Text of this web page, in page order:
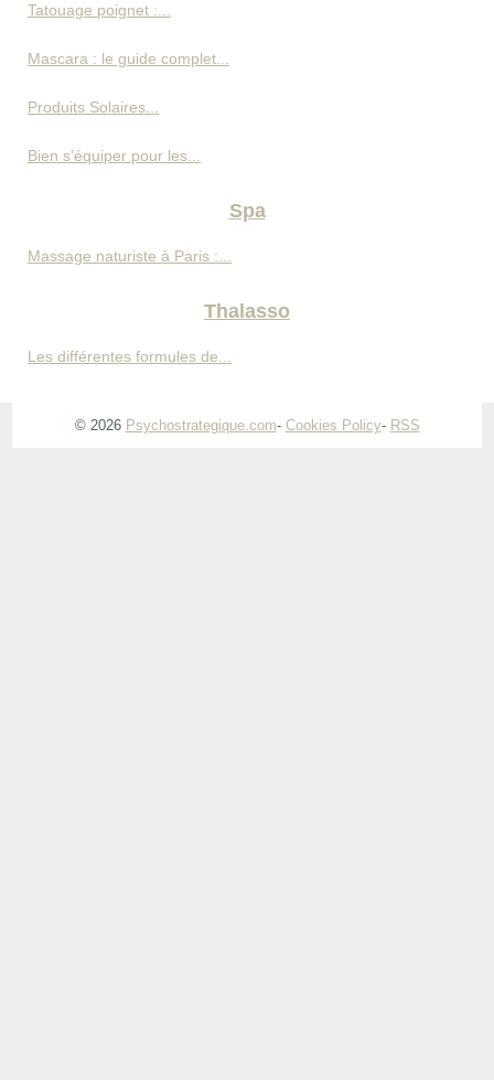
Tatouage poignet :...
Mascara : le guide complet...
Produits Solaires...
Bien s’équiper pour les...
Spa
Massage naturiste à Paris :...
Thalasso
Les différentes formules de...
© 2026 Psychostrategique.com- Cookies Policy- RSS